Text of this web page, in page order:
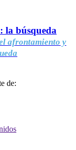
la búsqueda
afrontamiento y
de: